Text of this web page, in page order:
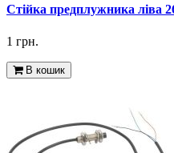
Стійка предплужника ліва
1 грн.
В кошик